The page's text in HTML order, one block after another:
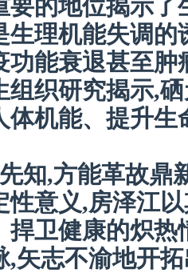
要的地位揭示
生理机能失调
功能衰退甚至
组织研究揭示,
体机能、提升
知,方能革故鼎
性意义,房泽江
捍卫健康的炽
,矢志不渝地开